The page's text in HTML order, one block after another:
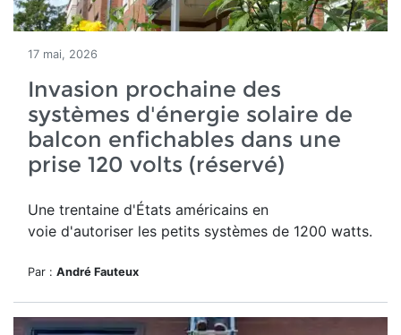
17 mai, 2026
Invasion prochaine des
systèmes d'énergie solaire de
balcon enfichables dans une
prise 120 volts (réservé)
Une trentaine d'États américains en
voie d'autoriser les petits systèmes de 1200 watts.
Par : André Fauteux